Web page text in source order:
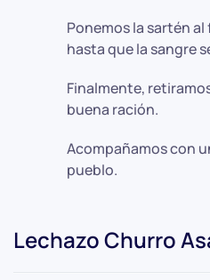
Ponemos la sartén
hasta que la sangre
Finalmente,
buena ración.
Acompañamos con
pueblo.
Lechazo Churro